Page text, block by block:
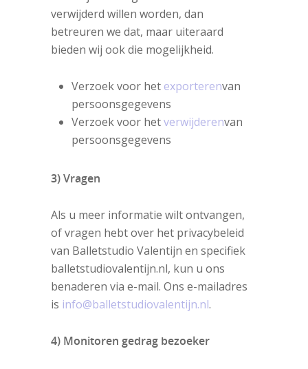
verwijderd willen worden, dan
betreuren we dat, maar uiteraard
bieden wij ook die mogelijkheid.
Verzoek voor het exporterenvan
persoonsgegevens
Verzoek voor hetverwijderenvan
persoonsgegevens
3) Vragen
Als u meer informatie wilt ontvangen,
of vragen hebt over het privacybeleid
van Balletstudio Valentijn en specifiek
balletstudiovalentijn.nl, kun u ons
benaderen via e-mail. Ons e-mailadres
is info@balletstudiovalentijn.nl.
4) Monitoren gedrag bezoeker